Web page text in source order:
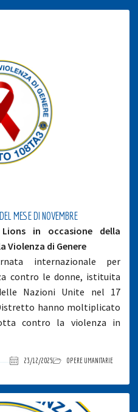
MESE DI NOVEMBRE
in occasione della
di Genere
internazionale per
contro le donne, istituita
Nazioni Unite nel 17
hanno moltiplicato
contro la violenza in
23/12/2025 OPERE UMANITARIE